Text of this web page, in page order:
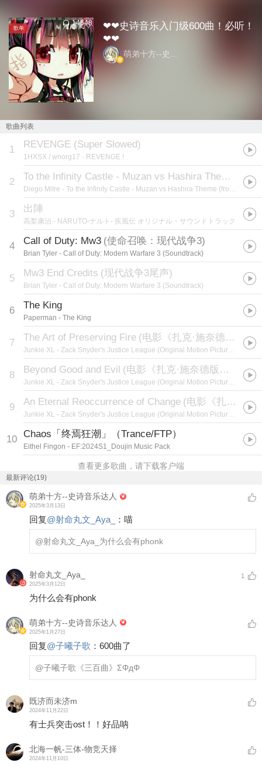
歌单
14648
❤❤史诗音乐入门级600曲！必听！
❤❤
萌弟十方--史...
歌曲列表
1 REVENGE (Super Slowed)
1HXSX / wnorg17 - REVENGE !
2 To the Infinity Castle - Muzan vs Hashira Theme (from "Demon Slayer") (Cover)
Diego Mitre - To the Infinity Castle - Muzan vs Hashira Theme (from "Demon Slayer") (Cover)
3 出陣
高梨康治 - NARUTO-ナルト- 疾風伝 オリジナル・サウンドトラック
4 Call of Duty: Mw3 (使命召唤：现代战争3)
Brian Tyler - Call of Duty: Modern Warfare 3 (Soundtrack)
5 Mw3 End Credits (现代战争3尾声)
Brian Tyler - Call of Duty: Modern Warfare 3 (Soundtrack)
6 The King
Paperman - The King
7 The Art of Preserving Fire (电影《扎克·施奈德版正义联盟》原声
Junkie XL - Zack Snyder's Justice League (Original Motion Picture Soundtrack)
8 Beyond Good and Evil (电影《扎克·施奈德版正义联盟》原声
Junkie XL - Zack Snyder's Justice League (Original Motion Picture Soundtrack)
9 An Eternal Reoccurrence of Change (电影《扎克·施奈德版正义联盟》原声
Junkie XL - Zack Snyder's Justice League (Original Motion Picture Soundtrack)
10 Chaos「终焉狂潮」（Trance/FTP）
Eithel Fingon - EF:2024S1_Doujin Music Pack
查看更多歌曲，请下载客户端
最新评论(19)
萌弟十方--史诗音乐达人
2025年3月13日
回复@射命丸文_Aya_ ： 喵
@射命丸文_Aya_ 为什么会有phonk
射命丸文_Aya_
2025年3月12日
1
为什么会有phonk
萌弟十方--史诗音乐达人
2025年1月27日
回复@子曦子歌 ： 600曲了
@子曦子歌 《三百曲》ΣΦдΦ
既济而未济m
2024年11月22日
有士兵突击ost！！好品呐
北海一帆-三体-物竞天择
2024年11月10日